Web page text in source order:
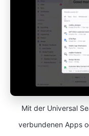
Mit der Universal
verbundenen Apps